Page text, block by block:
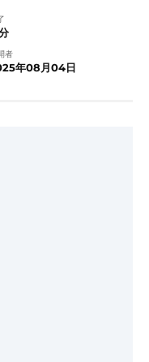
者
年08月04日